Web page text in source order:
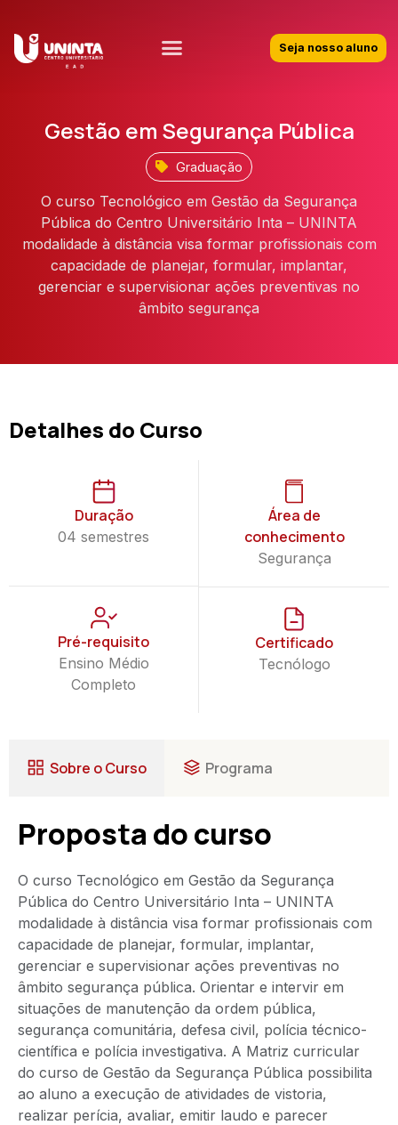
Seja nosso aluno
Gestão em Segurança Pública
Graduação
O curso Tecnológico em Gestão da Segurança
Pública do Centro Universitário Inta – UNINTA
modalidade à distância visa formar profissionais com
capacidade de planejar, formular, implantar,
gerenciar e supervisionar ações preventivas no
âmbito segurança
Detalhes do Curso
Duração
04 semestres
Área de
conhecimento
Segurança
Pré-requisito
Ensino Médio
Completo
Certificado
Tecnólogo
Sobre o Curso Programa
Proposta do curso
O curso Tecnológico em Gestão da Segurança
Pública do Centro Universitário Inta – UNINTA
modalidade à distância visa formar profissionais com
capacidade de planejar, formular, implantar,
gerenciar e supervisionar ações preventivas no
âmbito segurança pública. Orientar e intervir em
situações de manutenção da ordem pública,
segurança comunitária, defesa civil, polícia técnico-
científica e polícia investigativa. A Matriz curricular
do curso de Gestão da Segurança Pública possibilita
ao aluno a execução de atividades de vistoria,
realizar perícia, avaliar, emitir laudo e parecer